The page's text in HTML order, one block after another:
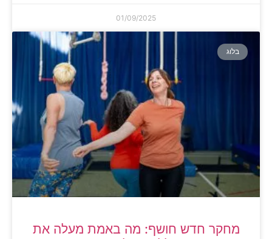
01/09/2025
בלוג
מחקר חדש חושף: מה באמת מעלה את